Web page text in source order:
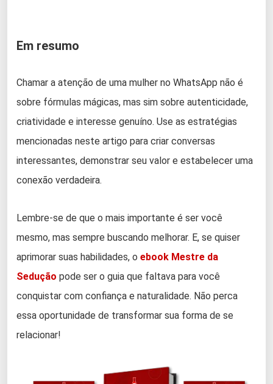
Em resumo
Chamar a atenção de uma mulher no WhatsApp não é
sobre fórmulas mágicas, mas sim sobre autenticidade,
criatividade e interesse genuíno. Use as estratégias
mencionadas neste artigo para criar conversas
interessantes, demonstrar seu valor e estabelecer uma
conexão verdadeira.
Lembre-se de que o mais importante é ser você
mesmo, mas sempre buscando melhorar. E, se quiser
aprimorar suas habilidades, o ebook Mestre da
Sedução pode ser o guia que faltava para você
conquistar com confiança e naturalidade. Não perca
essa oportunidade de transformar sua forma de se
relacionar!